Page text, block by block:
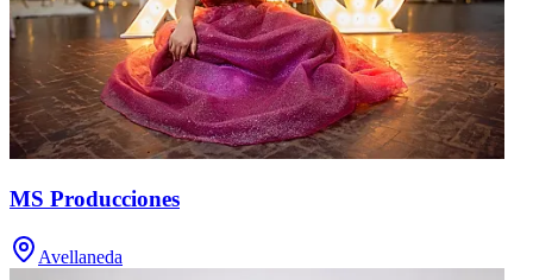
MS Producciones
Avellaneda